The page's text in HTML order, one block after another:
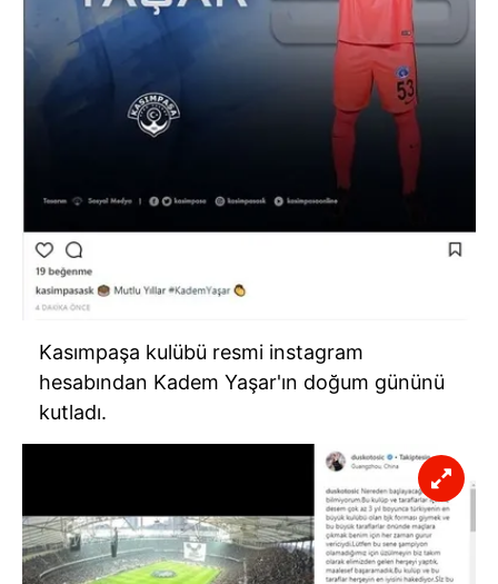
Kasımpaşa kulübü resmi instagram
hesabından Kadem Yaşar'ın doğum gününü
kutladı.